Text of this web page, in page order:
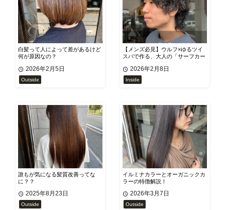
白髪って人によって差があるけど
何が原因なの？
2026年2月5日
Outside
​【メンズ必見】ウルフ×ゆるツイ
スパで作る、大人の「サーフカー
2026年2月8日
Inside
誰もが気になる髪質改善ってな
に？？
2025年8月23日
Outside
イルミナカラーとオーガニックカ
ラーの特徴解説！
2026年3月7日
Outside